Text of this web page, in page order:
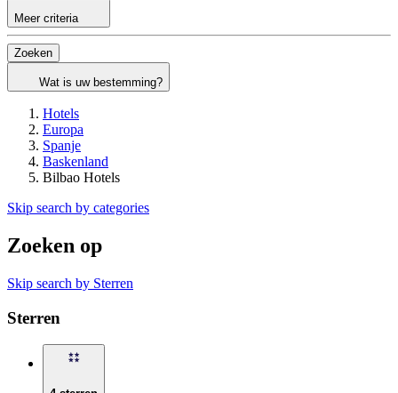
Meer criteria
Zoeken
Wat is uw bestemming?
Hotels
Europa
Spanje
Baskenland
Bilbao Hotels
Skip search by categories
Zoeken op
Skip search by Sterren
Sterren